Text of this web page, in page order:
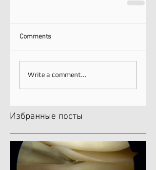
Comments
Write a comment...
Избранные посты